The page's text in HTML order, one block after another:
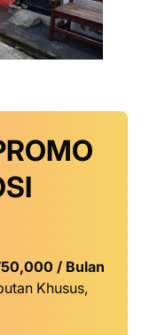
/ Bulan
Khusus,